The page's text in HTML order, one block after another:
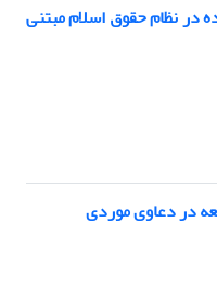
در نظام حقوق اسلام مبتنی
در دعاوی موردی